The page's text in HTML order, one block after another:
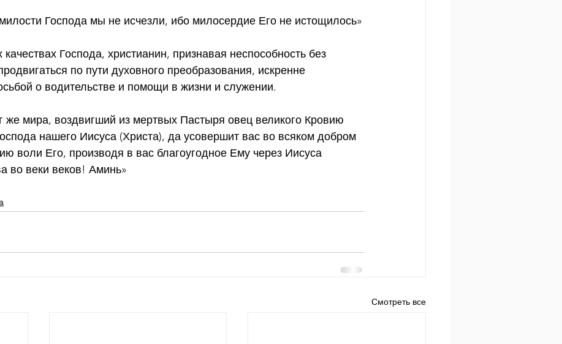
Господа мы не исчезли, ибо милосердие Его не истощилось»
Господа, христианин, признавая неспособность без
по пути духовного преобразования, искренне
о водительстве и помощи в жизни и служении.
же мира, воздвигший из мертвых Пастыря овец великого Кровию
нашего Иисуса (Христа), да усовершит вас во всяком добром
воли Его, производя в вас благоугодное Ему через Иисуса
во веки веков! Аминь»
Смотреть все